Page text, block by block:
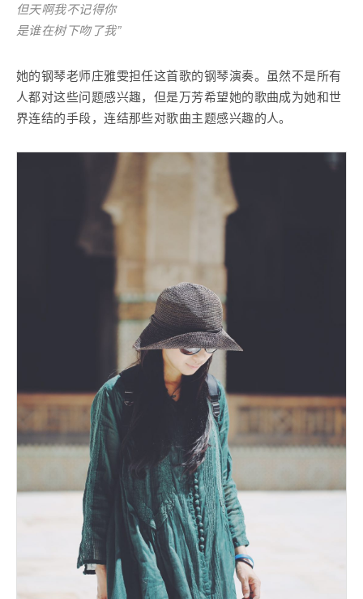
但天啊我不记得你
是谁在树下吻了我”
她的钢琴老师庄雅雯担任这首歌的钢琴演奏。虽然不是所有
人都对这些问题感兴趣，但是万芳希望她的歌曲成为她和世
界连结的手段，连结那些对歌曲主题感兴趣的人。